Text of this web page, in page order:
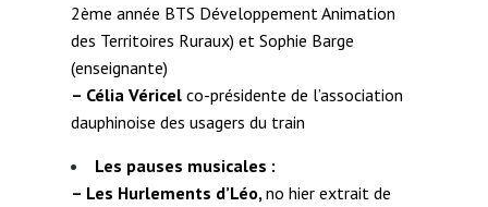
2ème année BTS Développement Animation
des Territoires Ruraux) et Sophie Barge
(enseignante)
– Célia Véricelco-présidente de l’association
dauphinoise des usagers du train
Les pauses musicales :
– Les Hurlements d’Léo, no hier extrait de